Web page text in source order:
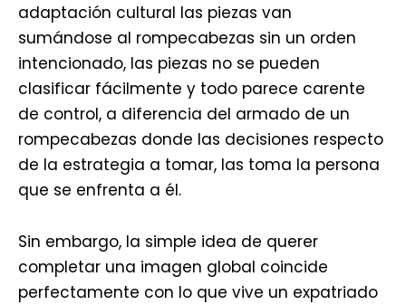
adaptación cultural las piezas van
sumándose al rompecabezas sin un orden
intencionado, las piezas no se pueden
clasificar fácilmente y todo parece carente
de control, a diferencia del armado de un
rompecabezas donde las decisiones respecto
de la estrategia a tomar, las toma la persona
que se enfrenta a él.
Sin embargo, la simple idea de querer
completar una imagen global coincide
perfectamente con lo que vive un expatriado